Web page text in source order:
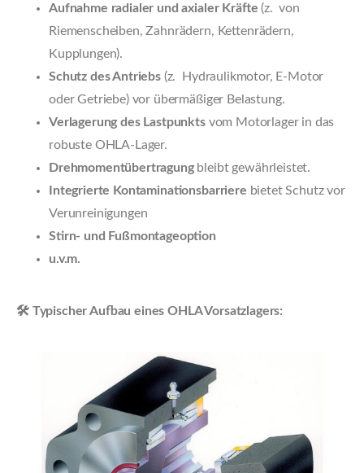
Aufnahme radialer und axialer Kräfte (z. von
Riemenscheiben, Zahnrädern, Kettenrädern,
Kupplungen).
Schutz des Antriebs(z. Hydraulikmotor, E-Motor
oder Getriebe) vor übermäßiger Belastung.
Verlagerung des Lastpunktsvom Motorlager in das
robuste OHLA-Lager.
Drehmomentübertragungbleibt gewährleistet.
Integrierte Kontaminationsbarriere bietet Schutz vor
Verunreinigungen
Stirn- und Fußmontageoption
u.v.m.
🛠️ Typischer Aufbau eines OHLA Vorsatzlagers: